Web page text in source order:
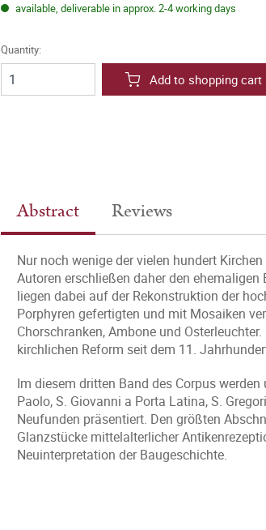
available, deliverable in approx. 2-4 working days
Quantity:
Add to shopping cart
Abstract Reviews
Nur noch wenige der vielen hundert
Autoren erschließen daher den
liegen dabei auf der Rekonstruktion der
Porphyren gefertigten und mit Mosaiken
Chorschranken, Ambone und
kirchlichen Reform seit dem 11.
Im diesem dritten Band des Corpus
Paolo, S. Giovanni a Porta Latina, S.
Neufunden präsentiert. Den größten
Glanzstücke mittelalterlicher
Neuinterpretation der Baugeschichte.